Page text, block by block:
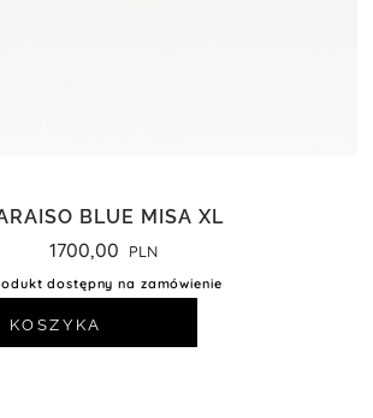
BLUE MISA XL
1700,00
dostępny na zamówienie
KOSZYKA